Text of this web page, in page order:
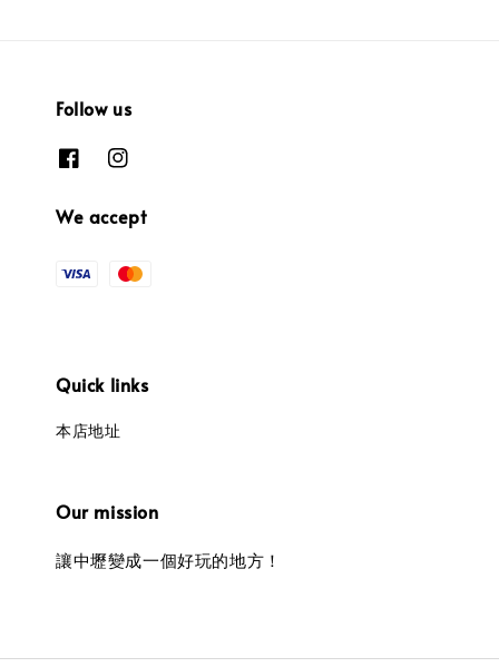
Follow us
We accept
Quick links
本店地址
Our mission
讓中壢變成一個好玩的地方！